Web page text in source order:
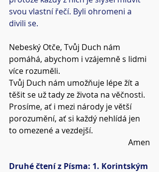
svou vlastní řečí. Byli ohromeni a
divili se.
Nebeský Otče, Tvůj Duch nám
pomáhá, abychom i vzájemně s lidmi
více rozuměli.
Tvůj Duch nám umožňuje lépe žít a
těšit se už tady ze života na věčnosti.
Prosíme, ať i mezi národy je větší
porozumění, ať si každý nehlídá jen
to omezené a vezdejší.
Amen
Druhé čtení z Písma: 1. Korintským